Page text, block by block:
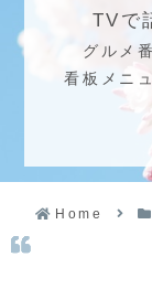
TVで
グルメ
看板メニ
Home